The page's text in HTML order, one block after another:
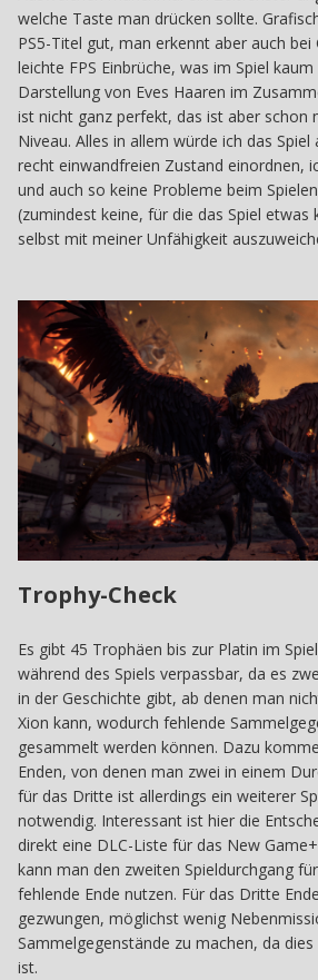
welche Taste man drücken sollte.
PS5-Titel gut, man erkennt aber auch bei
leichte FPS Einbrüche, was im Spiel
Darstellung von Eves Haaren im
ist nicht ganz perfekt, das ist aber schon
Niveau. Alles in allem würde ich das
recht einwandfreien Zustand einordnen,
und auch so keine Probleme beim
(zumindest keine, für die das Spiel etwas
selbst mit meiner Unfähigkeit
Trophy-Check
Es gibt 45 Trophäen bis zur Platin im
während des Spiels verpassbar, da es
in der Geschichte gibt, ab denen man
Xion kann, wodurch fehlende
gesammelt werden können. Dazu
Enden, von denen man zwei in einem
für das Dritte ist allerdings ein weiterer
notwendig. Interessant ist hier die
direkt eine DLC-Liste für das New
kann man den zweiten Spieldurchgang
fehlende Ende nutzen. Für das Dritte
gezwungen, möglichst wenig
Sammelgegenstände zu machen, da
ist.